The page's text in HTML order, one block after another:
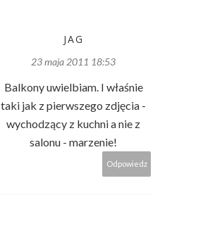
JAG
23 maja 2011 18:53
Balkony uwielbiam. I właśnie
taki jak z pierwszego zdjęcia -
wychodzący z kuchni a nie z
salonu - marzenie!
Odpowiedz